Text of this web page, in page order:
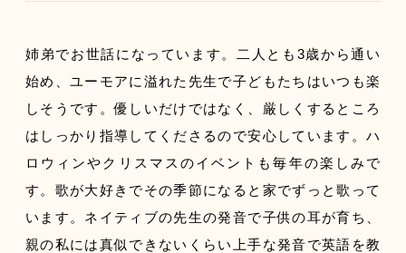
姉弟でお世話になっています。二人とも3歳から通い
始め、ユーモアに溢れた先生で子どもたちはいつも楽
しそうです。優しいだけではなく、厳しくするところ
はしっかり指導してくださるので安心しています。ハ
ロウィンやクリスマスのイベントも毎年の楽しみで
す。歌が大好きでその季節になると家でずっと歌って
います。ネイティブの先生の発音で子供の耳が育ち、
親の私には真似できないくらい上手な発音で英語を教